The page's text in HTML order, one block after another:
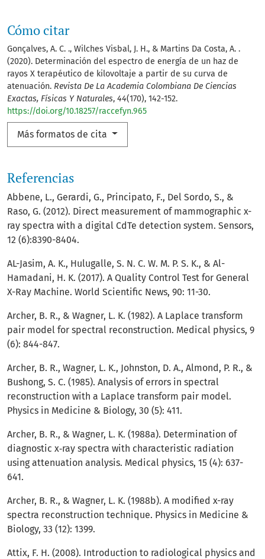
Cómo citar
Gonçalves, A. C. ., Wilches Visbal, J. H., & Martins Da Costa, A. .
(2020). Determinación del espectro de energía de un haz de
rayos X terapéutico de kilovoltaje a partir de su curva de
atenuación. Revista De La Academia Colombiana De Ciencias
Exactas, Físicas Y Naturales, 44(170), 142-152.
https://doi.org/10.18257/raccefyn.965
Más formatos de cita
Referencias
Abbene, L., Gerardi, G., Principato, F., Del Sordo, S., &
Raso, G. (2012). Direct measurement of mammographic x-
ray spectra with a digital CdTe detection system. Sensors,
12 (6):8390-8404.
AL-Jasim, A. K., Hulugalle, S. N. C. W. M. P. S. K., & Al-
Hamadani, H. K. (2017). A Quality Control Test for General
X-Ray Machine. World Scientific News, 90: 11-30.
Archer, B. R., & Wagner, L. K. (1982). A Laplace transform
pair model for spectral reconstruction. Medical physics, 9
(6): 844-847.
Archer, B. R., Wagner, L. K., Johnston, D. A., Almond, P. R., &
Bushong, S. C. (1985). Analysis of errors in spectral
reconstruction with a Laplace transform pair model.
Physics in Medicine & Biology, 30 (5): 411.
Archer, B. R., & Wagner, L. K. (1988a). Determination of
diagnostic x‐ray spectra with characteristic radiation
using attenuation analysis. Medical physics, 15 (4): 637-
641.
Archer, B. R., & Wagner, L. K. (1988b). A modified x-ray
spectra reconstruction technique. Physics in Medicine &
Biology, 33 (12): 1399.
Attix, F. H. (2008). Introduction to radiological physics and